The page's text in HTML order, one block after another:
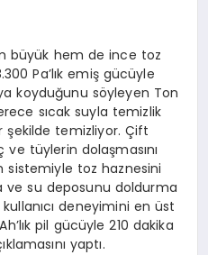
büyük hem de ince toz
Pa’lık emiş gücüyle
koyduğunu söyleyen Ton
sıcak suyla temizlik
şekilde temizliyor. Çift
tüylerin dolaşmasını
toz haznesini
su deposunu doldurma
deneyimini en üst
pil gücüyle 210 dakika
yaptı.